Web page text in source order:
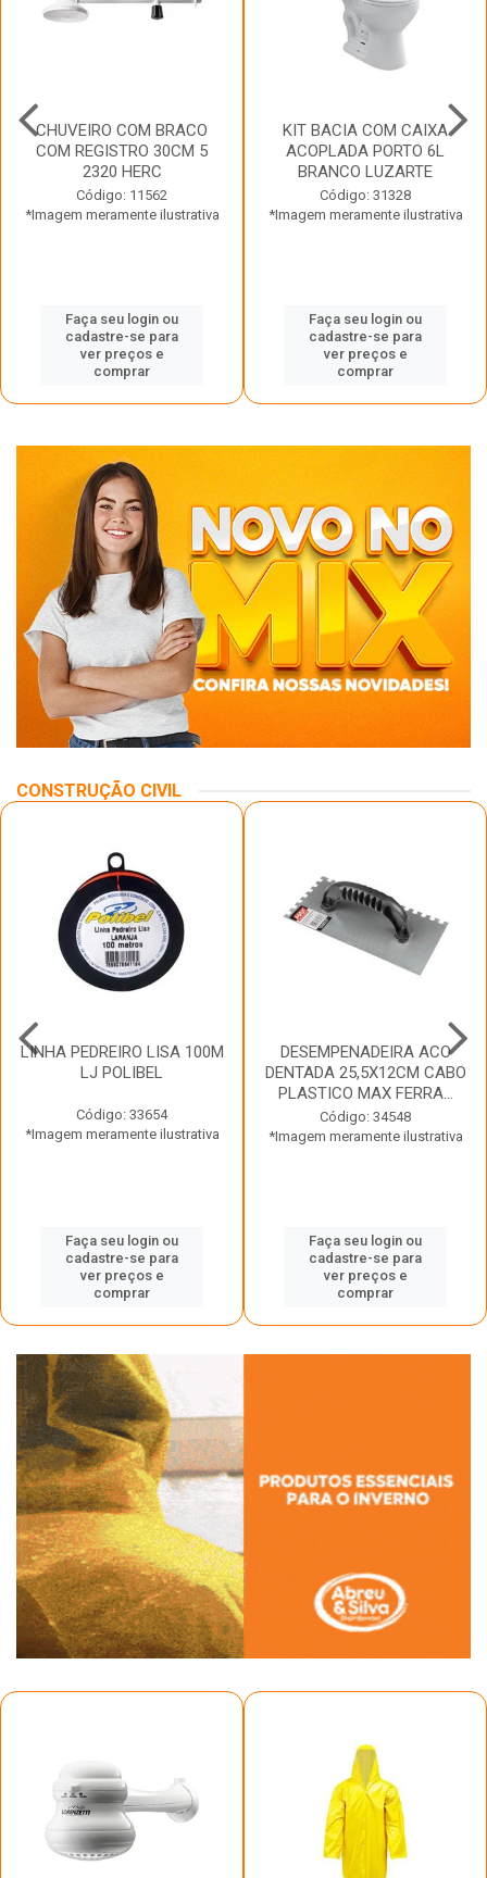
CHUVEIRO COM BRACO
COM REGISTRO 30CM 5
2320 HERC
Código: 11562
*Imagem meramente ilustrativa
Faça seu login ou
cadastre-se para
ver preços e
comprar
KIT BACIA COM CAIXA
ACOPLADA PORTO 6L
BRANCO LUZARTE
Código: 31328
*Imagem meramente ilustrativa
Faça seu login ou
cadastre-se para
ver preços e
comprar
CONSTRUÇÃO CIVIL
LINHA PEDREIRO LISA 100M
LJ POLIBEL
Código: 33654
*Imagem meramente ilustrativa
Faça seu login ou
cadastre-se para
ver preços e
comprar
DESEMPENADEIRA ACO
DENTADA 25,5X12CM CABO
PLASTICO MAX FERRA...
Código: 34548
*Imagem meramente ilustrativa
Faça seu login ou
cadastre-se para
ver preços e
comprar